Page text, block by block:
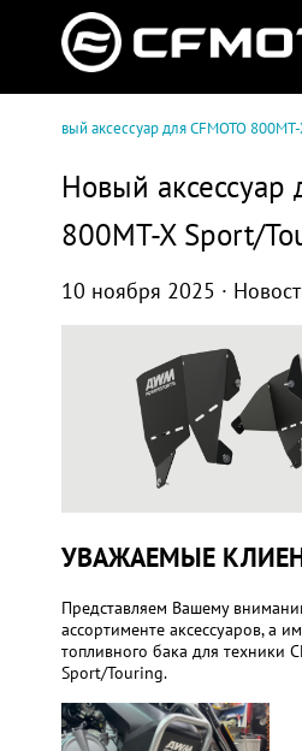
Новый аксессуар для CFMOTO
Новый аксессуар
800MT-X Sport/
10 ноября 2025
УВАЖАЕМЫЕ
Представляем Вашему
ассортименте аксессуаров, а
топливного бака для техники
Sport/Touring.